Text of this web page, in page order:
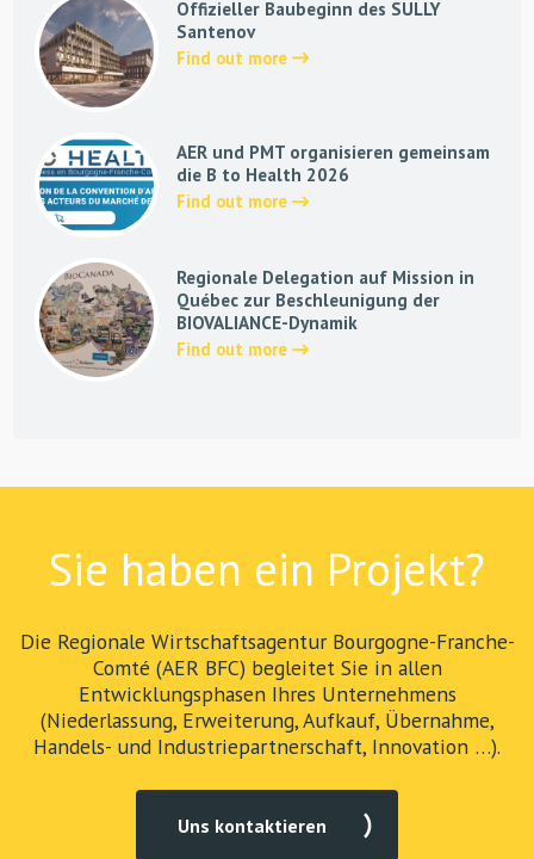
Offizieller Baubeginn des SULLY
Santenov
Find out more
AER und PMT organisieren gemeinsam
die B to Health 2026
Find out more
Regionale Delegation auf Mission in
Québec zur Beschleunigung der
BIOVALIANCE-Dynamik
Find out more
Sie haben ein Projekt?
Die Regionale Wirtschaftsagentur Bourgogne-Franche-
Comté (AER BFC) begleitet Sie in allen
Entwicklungsphasen Ihres Unternehmens
(Niederlassung, Erweiterung, Aufkauf, Übernahme,
Handels- und Industriepartnerschaft, Innovation …).
Uns kontaktieren